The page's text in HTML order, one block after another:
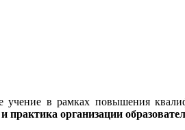
в рамках повышения
практика организации